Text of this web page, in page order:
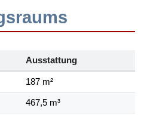
Ausstattung
187 m²
467,5 m³